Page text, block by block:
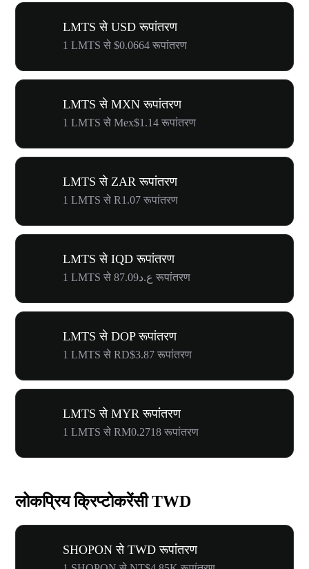
LMTS से USD रूपांतरण
1 LMTS से $0.0664 रूपांतरण
LMTS से MXN रूपांतरण
1 LMTS से Mex$1.14 रूपांतरण
LMTS से ZAR रूपांतरण
1 LMTS से R1.07 रूपांतरण
LMTS से IQD रूपांतरण
1 LMTS से ع.د87.09 रूपांतरण
LMTS से DOP रूपांतरण
1 LMTS से RD$3.87 रूपांतरण
LMTS से MYR रूपांतरण
1 LMTS से RM0.2718 रूपांतरण
लोकप्रिय क्रिप्टोकरेंसी TWD
SHOPON से TWD रूपांतरण